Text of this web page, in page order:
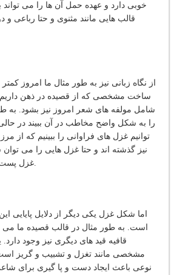
خوبی دارد و عهده حمل آن ها را می تواند
قالب هایی مانند مثنوی و حتا رباعی و
از نگاه زبانی نیز به طور مثال ما امروز
ساخت مشخصی که از قصیده در ذهن داریم
شامل مولفه های شعر امروز نیز بشود. به
را به شکل واضح مخاطب در آن ببیند در
توانیم غزل های فراوانی را ببینیم که از
نیز گذشته اند و حتا غزل هایی را می
غزل پست مدرن شناخته می شوند.
اما شکل غزل یکی دیگر از دلایل
است. به طور مثال در قالب قصیده ما می
قافیه قید های دیگری نیز وجود
مشخصی مانند تغزل و تشبیب و گریز
نوعی باعث ایجاد دست و پا گیری برای